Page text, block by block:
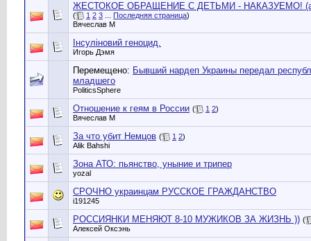
ЖЕСТОКОЕ ОБРАЩЕНИЕ С ДЕТЬМИ - НАКАЗУЕМО! (а
( 1 2 3 Последняя страница)
Вячеслав М
Інсуліновий геноцид.
Игорь Дэмя
Перемещено: Бывший нардеп Украины передал
младшего
PoliticsSphere
Отношение к геям в России ( 1 2)
Вячеслав М
За что убит Немцов ( 1 2)
Alik Bahshi
Зона АТО: пьянство, уныние и трипер
yozal
СРОЧНО украинцам РУССКОЕ ГРАЖДАНСТВО
i191245
РОССИЯНКИ МЕНЯЮТ 8-10 МУЖИКОВ ЗА ЖИЗНЬ )) (
Алексей Оксэнь